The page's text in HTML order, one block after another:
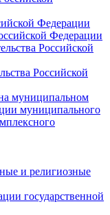
Федерации
Федерации
Российской
Российской
муниципальном
муниципального
и религиозные
государственной